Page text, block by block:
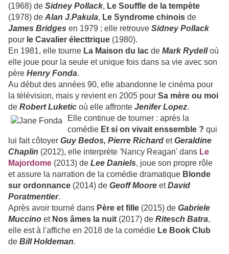
(1968) de Sidney Pollack, Le Souffle de la tempète
(1978) de Alan J.Pakula, Le Syndrome chinois de
James Bridges en 1979 ; elle retrouve Sidney Pollack
pour le Cavalier électtrique (1980).
En 1981, elle tourne La Maison du lac de Mark Rydell où
elle joue pour la seule et unique fois dans sa vie avec son
père Henry Fonda.
Au début des années 90, elle abandonne le cinéma pour
la télévision, mais y revient en 2005 pour Sa mère ou moi
de Robert Luketic où elle affronte Jenifer Lopez.
Elle continue de tourner : après la
comédie Et si on vivait enssemble ? qui
lui fait côtoyer Guy Bedos, Pierre Richard etGeraldine
Chaplin (2012), elle interprète 'Nancy Reagan' dans Le
Majordome (2013) de Lee Daniels, joue son propre rôle
et assure la narration de la comédie dramatique Blonde
sur ordonnance (2014) de Geoff Moore etDavid
Poratmentier.
Après avoir tourné dans Père et fille (2015) de Gabriele
Muccino et Nos âmes la nuit (2017) de Ritesch Batra,
elle est à l'affiche en 2018 de la comédie Le Book Club
de Bill Holdeman.